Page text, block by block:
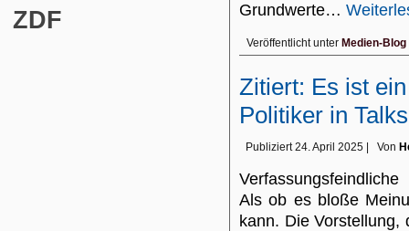
ZDF
Grundwerte…
Veröffentlicht unter Medien-Blog
Zitiert: Es ist
Politiker in
Publiziert 24. April 2025 Von
Als ob es bloße
kann. Die